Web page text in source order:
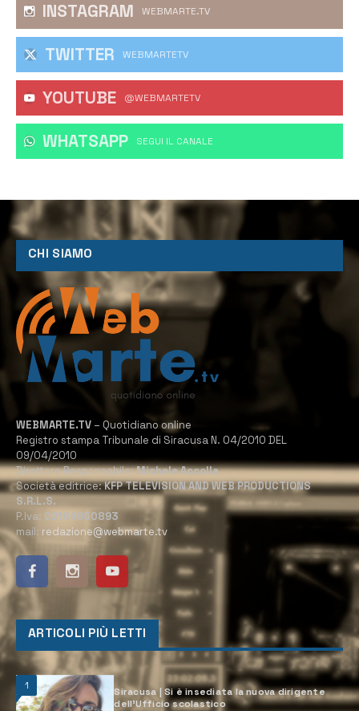
INSTAGRAM WEBMARTE.TV
TWITTER WEBMARTETV
YOUTUBE @WEBMARTETV
WHATSAPP ‎SEGUI IL CANALE
CHI SIAMO
WEBMARTE.TV – Quotidiano online
Registro stampa Tribunale di Siracusa N. 04/2010 DEL
09/04/2010
Direttore Responsabile:Michele Accolla
Società editrice:KFP TELEVISION AND WEB PRODUCTIONS
S.R.L.S.
P.Iva: 02184950893
mail: redazione@webmarte.tv
ARTICOLI PIÙ LETTI
1
Siracusa | Si è insediata la nuova dirigente
dell’Ufficio scolastico